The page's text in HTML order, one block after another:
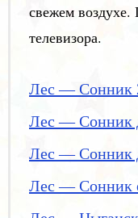
свежем
телевизора.
Лес — Сонник
Лес — Сонник
Лес — Сонник
Лес — Сонник